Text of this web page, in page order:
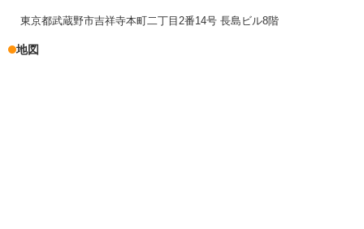
東京都武蔵野市吉祥寺本町二丁目2番14号 長島ビル8階
地図